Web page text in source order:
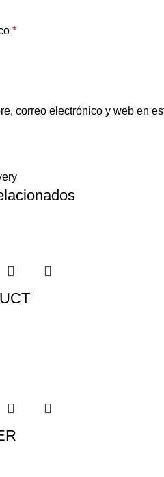
*
correo electrónico y web en